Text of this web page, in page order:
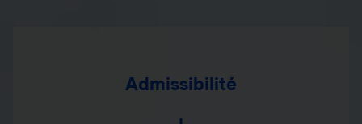
Admissibilité